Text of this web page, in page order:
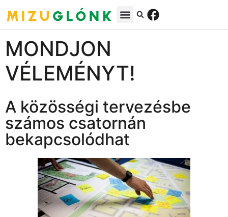
MONDJON
VÉLEMÉNYT!
A közösségi tervezésbe
számos csatornán
bekapcsolódhat